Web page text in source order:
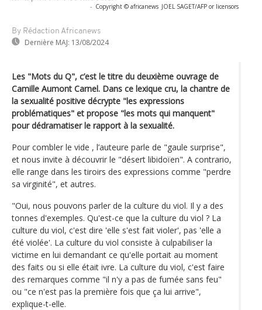
- Copyright © africanews JOEL SAGET/AFP or licensors
By Rédaction Africanews
Dernière MAJ: 13/08/2024
Les "Mots du Q", c’est le titre du deuxième ouvrage de
Camille Aumont Carnel. Dans ce lexique cru, la chantre de
la sexualité positive décrypte "les expressions
problématiques" et propose "les mots qui manquent"
pour dédramatiser le rapport à la sexualité.
Pour combler le vide , l’auteure parle de "gaule surprise",
et nous invite à découvrir le "désert libidoïen". A contrario,
elle range dans les tiroirs des expressions comme "perdre
sa virginité", et autres.
"Oui, nous pouvons parler de la culture du viol. Il y a des
tonnes d'exemples. Qu'est-ce que la culture du viol ? La
culture du viol, c'est dire 'elle s'est fait violer', pas 'elle a
été violée'. La culture du viol consiste à culpabiliser la
victime en lui demandant ce qu'elle portait au moment
des faits ou si elle était ivre. La culture du viol, c'est faire
des remarques comme "il n'y a pas de fumée sans feu"
ou "ce n'est pas la première fois que ça lui arrive",
explique-t-elle.